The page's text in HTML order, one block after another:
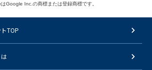
Google Inc.の商標または登録商標です。
TOP